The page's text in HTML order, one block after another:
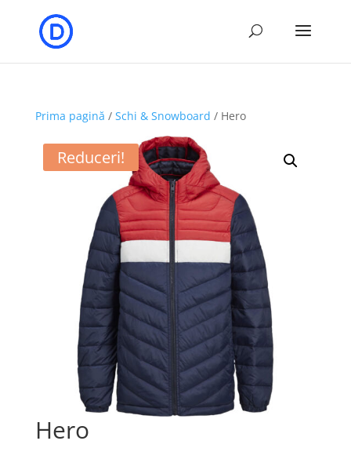
Prima pagină / Schi & Snowboard / Hero
Reduceri!
Hero